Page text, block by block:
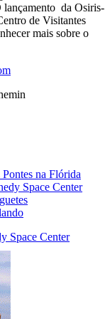
lançamento da Osiris-
de Visitantes
mais sobre o
na Flórida
Space Center
Space Center